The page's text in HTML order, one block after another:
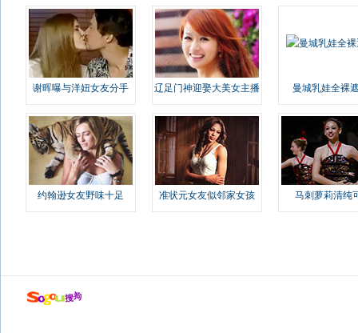
谢晖曝与洋妞女友分手 辽足门神迎娶大美女主播 曼城乳娃全裸
约翰逊女友野味十足 准状元女友似邻家女孩 马刺萝莉清纯